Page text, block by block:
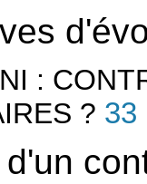
:
? 33